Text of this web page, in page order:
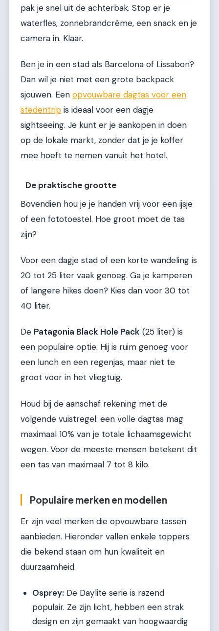
pak je snel uit de achterbak. Stop er je
waterfles, zonnebrandcrème, een snack en je
camera in. Klaar.
Ben je in een stad als Barcelona of Lissabon?
Dan wil je niet met een grote backpack
sjouwen. Een opvouwbare dagtas voor een
stedentrip is ideaal voor een dagje
sightseeing. Je kunt er je aankopen in doen
op de lokale markt, zonder dat je je koffer
mee hoeft te nemen vanuit het hotel.
De praktische grootte
Bovendien hou je je handen vrij voor een ijsje
of een fototoestel. Hoe groot moet de tas
zijn?
Voor een dagje stad of een korte wandeling is
20 tot 25 liter vaak genoeg. Ga je kamperen
of langere hikes doen? Kies dan voor 30 tot
40 liter.
De Patagonia Black Hole Pack (25 liter) is
een populaire optie. Hij is ruim genoeg voor
een lunch en een regenjas, maar niet te
groot voor in het vliegtuig.
Houd bij de aanschaf rekening met de
volgende vuistregel: een volle dagtas mag
maximaal 10% van je totale lichaamsgewicht
wegen. Voor de meeste mensen betekent dit
een tas van maximaal 7 tot 8 kilo.
Populaire merken en modellen
Er zijn veel merken die opvouwbare tassen
aanbieden. Hieronder vallen enkele toppers
die bekend staan om hun kwaliteit en
duurzaamheid.
Osprey: De Daylite serie is razend
populair. Ze zijn licht, hebben een strak
design en zijn gemaakt van hoogwaardig